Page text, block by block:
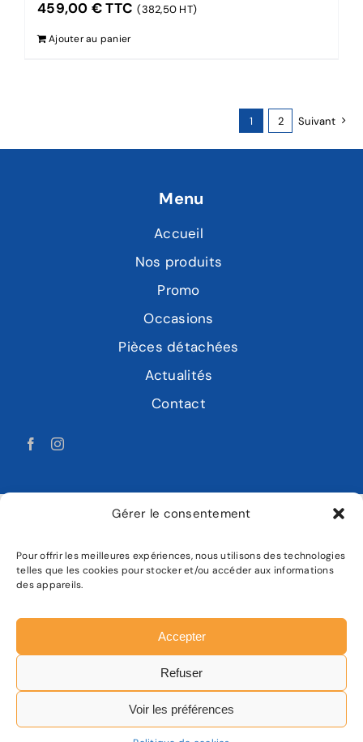
Gérer le consentement
Pour offrir les meilleures expériences, nous utilisons des technologies
telles que les cookies pour stocker et/ou accéder aux informations
des appareils.
Accepter
Refuser
Voir les préférences
459,00 €TTC (382,50 HT)
Ajouter au panier
1 2 Suivant
Menu
Accueil
Nos produits
Promo
Occasions
Pièces détachées
Actualités
Contact
LABAT MOTOCULTURE
Politique de confidentialité
Plan de site
FacebookInstagram